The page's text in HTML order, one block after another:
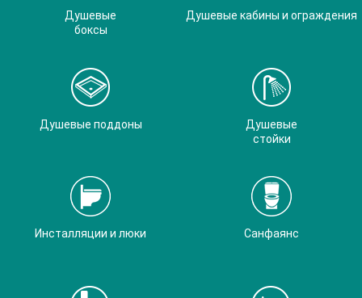
Душевые
боксы
Душевые кабины и ограждения
Душевые поддоны
Душевые
стойки
Инсталляции и люки Санфаянс